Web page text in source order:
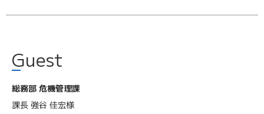
Guest
総務部 危機管理課
課長 強谷 佳宏様